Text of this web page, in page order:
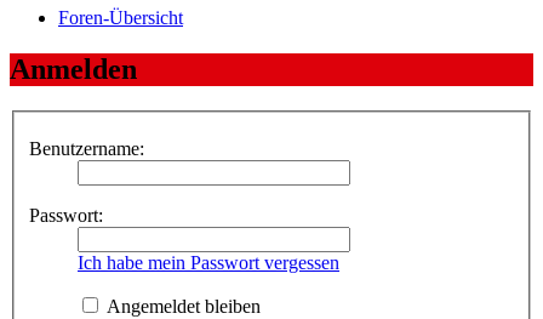
Foren-Übersicht
Anmelden
Benutzername:
Passwort:
Ich habe mein Passwort vergessen
Angemeldet bleiben